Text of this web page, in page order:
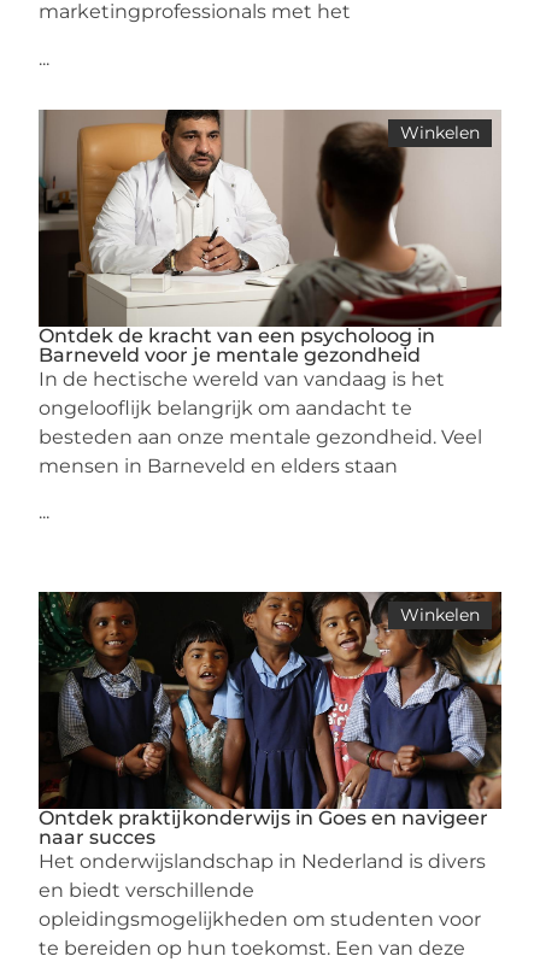
marketingprofessionals met het
...
Winkelen
Ontdek de kracht van een psycholoog in
Barneveld voor je mentale gezondheid
In de hectische wereld van vandaag is het
ongelooflijk belangrijk om aandacht te
besteden aan onze mentale gezondheid. Veel
mensen in Barneveld en elders staan
...
Winkelen
Ontdek praktijkonderwijs in Goes en navigeer
naar succes
Het onderwijslandschap in Nederland is divers
en biedt verschillende
opleidingsmogelijkheden om studenten voor
te bereiden op hun toekomst. Een van deze